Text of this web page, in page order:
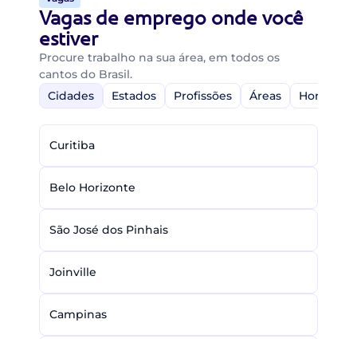
Vagas de emprego onde você
estiver
Procure trabalho na sua área, em todos os
cantos do Brasil.
Cidades
Estados Profissões Áreas Home-
Curitiba
Belo Horizonte
São José dos Pinhais
Joinville
Campinas